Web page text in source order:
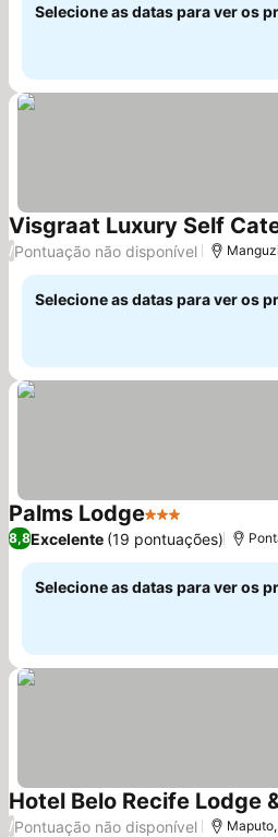
Selecione as datas para ver os
Visgraat Luxury Self
/Pontuação não disponível
Selecione as datas para ver os
Palms Lodge3 EstrelasVer preços
8,8Excelente (19 pontuações)
Selecione as datas para ver os
Hotel Belo Recife Lodge
/Pontuação não disponível